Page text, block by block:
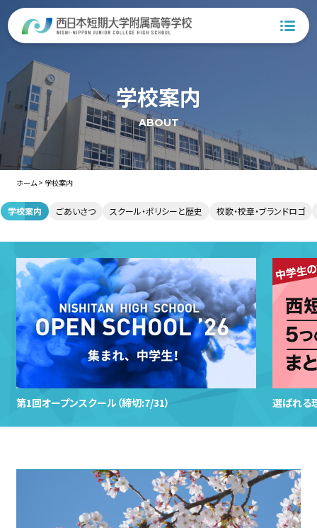
学校案内
ABOUT
ホーム> 学校案内
学校案内 ごあいさつ スクール・ポリシーと歴史 校歌・校章・ブランドロゴ
第1回オープンスクール（締切:7/31） 選ばれる